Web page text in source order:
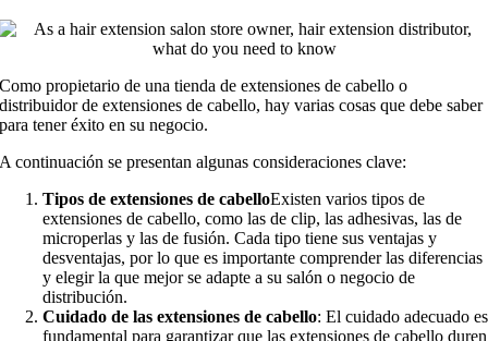
Como propietario de una tienda de extensiones de cabello o
distribuidor de extensiones de cabello, hay varias cosas que debe saber
para tener éxito en su negocio.
A continuación se presentan algunas consideraciones clave:
Tipos de extensiones de cabelloExisten varios tipos de
extensiones de cabello, como las de clip, las adhesivas, las de
microperlas y las de fusión. Cada tipo tiene sus ventajas y
desventajas, por lo que es importante comprender las diferencias
y elegir la que mejor se adapte a su salón o negocio de
distribución.
Cuidado de las extensiones de cabello: El cuidado adecuado es
fundamental para garantizar que las extensiones de cabello duren